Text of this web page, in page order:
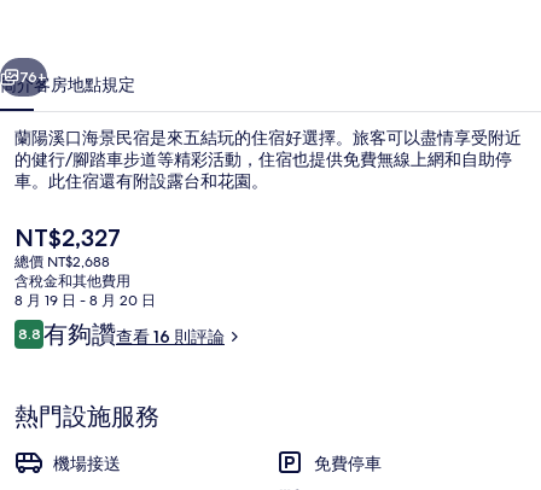
宿
的
相
片
集
個 下一個
76+
簡介客房地點規定
蘭陽溪口海景民宿是來五結玩的住宿好選擇。旅客可以盡情享受附近
的健行/腳踏車步道等精彩活動，住宿也提供免費無線上網和自助停
車。此住宿還有附設露台和花園。
目
前
的
價
格
是
NT$2,327
總價 NT$2,688
含稅金和其他費用
8 月 19 日 - 8 月 20 日
評
論
8.88.8 分，滿分 10 分，
有夠讚查看 16 則評論
熱門設施服務
機場接送
免費停車